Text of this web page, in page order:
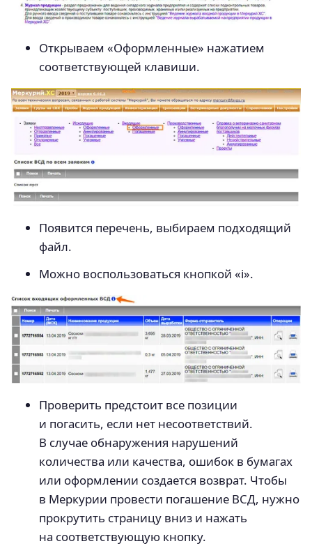
Открываем «Оформленные» нажатием
соответствующей клавиши.
Появится перечень, выбираем подходящий
файл.
Можно воспользоваться кнопкой «i».
Проверить предстоит все позиции
и погасить, если нет несоответствий.
В случае обнаружения нарушений
количества или качества, ошибок в бумагах
или оформлении создается возврат. Чтобы
в Меркурии провести погашение ВСД, нужно
прокрутить страницу вниз и нажать
на соответствующую кнопку.